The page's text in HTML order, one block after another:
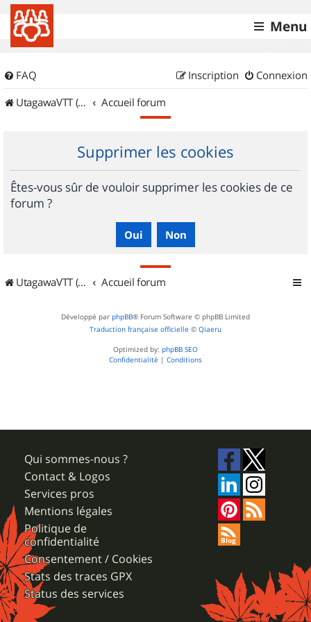
Menu
FAQ Connexion
Inscription
UtagawaVTT (Randos VTT et VTTAE avec traces GPS)
Accueil forum
Supprimer les cookies
Êtes-vous sûr de vouloir supprimer les cookies de ce
forum ?
UtagawaVTT (Randos VTT et VTTAE avec traces GPS) Accueil forum
Développé par phpBB® Forum Software © phpBB Limited
Traduction française officielle © Qiaeru
Optimized by: phpBB SEO
Confidentialité | Conditions
Qui sommes-nous ?
Contact & Logos
Services pros
Mentions légales
Politique de
confidentialité
Consentement / Cookies
Stats des traces GPX
Status des services